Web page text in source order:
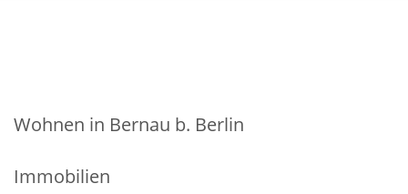
Wohnen in Bernau b. Berlin
Immobilien